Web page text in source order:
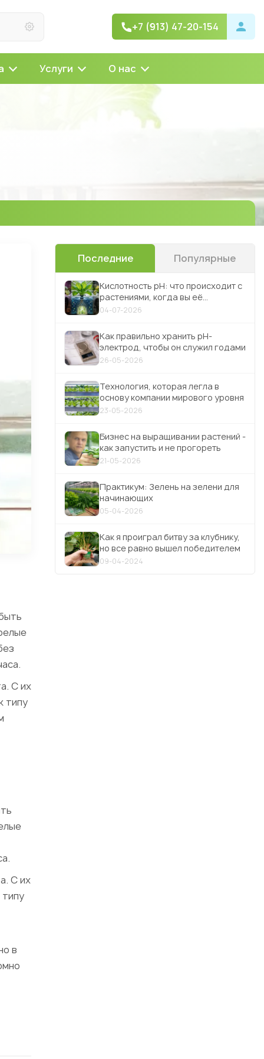
+7 (913) 47-20-154
Услуги О нас
С их
типу
С их
в
Последние Популярные
Кислотность pH: что происходит с
растениями, когда вы её
игнорируете
04-07-2026
Как правильно хранить pH-
электрод, чтобы он служил годами
26-05-2026
Технология, которая легла в
основу компании мирового уровня
23-05-2026
Бизнес на выращивании растений -
как запустить и не прогореть
21-05-2026
Практикум: Зелень на зелени для
начинающих
05-04-2026
Как я проиграл битву за клубнику,
но все равно вышел победителем
09-04-2024